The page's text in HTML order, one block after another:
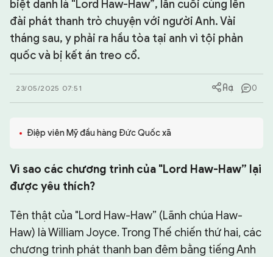
HỒ SƠ INTERPOL
VỤ ÁN NỔI TIẾNG
biệt danh là "Lord Haw-Haw”, lần cuối cùng lên
đài phát thanh trò chuyện với người Anh. Vài
tháng sau, y phải ra hầu tòa tại anh vì tội phản
quốc và bị kết án treo cổ.
23/05/2025 07:51 0
Điệp viên Mỹ đầu hàng Đức Quốc xã
Vì sao các chương trình của "Lord Haw-Haw” lại
được yêu thích?
Tên thật của "Lord Haw-Haw” (Lãnh chúa Haw-
Haw) là William Joyce. Trong Thế chiến thứ hai, các
chương trình phát thanh ban đêm bằng tiếng Anh